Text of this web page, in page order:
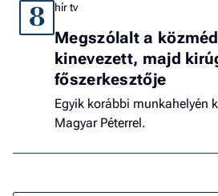
8 hír tv
Megszólalt a
kinevezett, majd
főszerkesztője
Egyik korábbi munkahelyén
Magyar Péterrel.